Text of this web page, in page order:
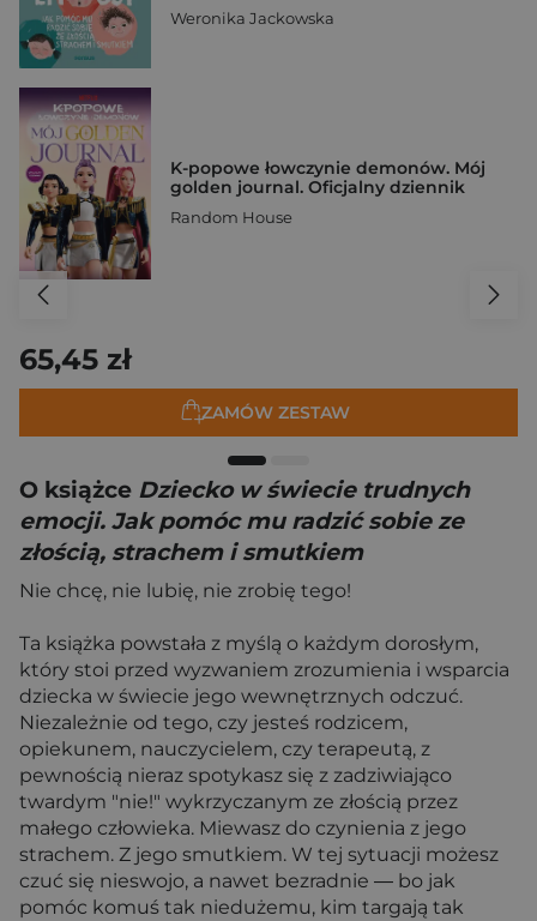
Weronika Jackowska
K-popowe łowczynie demonów. Mój
golden journal. Oficjalny dziennik
Random House
65,45 zł
ZAMÓW ZESTAW
O książce Dziecko w świecie trudnych
emocji. Jak pomóc mu radzić sobie ze
złością, strachem i smutkiem
Nie chcę, nie lubię, nie zrobię tego!
Ta książka powstała z myślą o każdym dorosłym,
który stoi przed wyzwaniem zrozumienia i wsparcia
dziecka w świecie jego wewnętrznych odczuć.
Niezależnie od tego, czy jesteś rodzicem,
opiekunem, nauczycielem, czy terapeutą, z
pewnością nieraz spotykasz się z zadziwiająco
twardym "nie!" wykrzyczanym ze złością przez
małego człowieka. Miewasz do czynienia z jego
strachem. Z jego smutkiem. W tej sytuacji możesz
czuć się nieswojo, a nawet bezradnie ― bo jak
pomóc komuś tak niedużemu, kim targają tak